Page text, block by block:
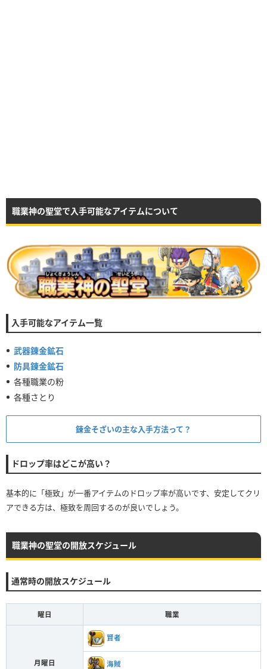
職業神の聖堂で入手可能なアイテムについて
入手可能なアイテム一覧
武器錬金鉱石
防具錬金鉱石
各種職業の粉
各種さとり
錬金そざいの主な入手方法って？
ドロップ率はどこが高い？
基本的に「極致」が一番アイテムのドロップ率が高いです、安定してクリ
アできる方は、極致を周回するのが良いでしょう。
職業神の聖堂の開放スケジュール
通常時の開放スケジュール
曜日 職業
月曜日
賢者
海賊